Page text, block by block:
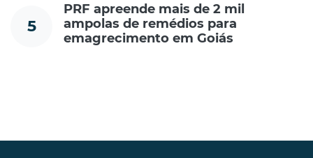
5
PRF apreende mais de 2 mil
ampolas de remédios para
emagrecimento em Goiás